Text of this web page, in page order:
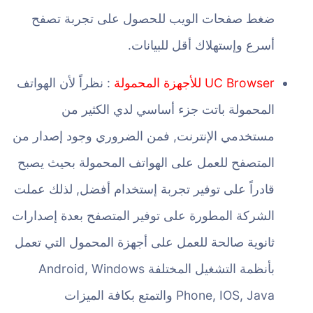
ضغط صفحات الويب للحصول على تجربة تصفح
أسرع وإستهلاك أقل للبيانات.
UC Browser للأجهزة المحمولة
: نظراً لأن الهواتف
المحمولة باتت جزء أساسي لدي الكثير من
مستخدمي الإنترنت, فمن الضروري وجود إصدار من
المتصفح للعمل على الهواتف المحمولة بحيث يصبح
قادراً على توفير تجربة إستخدام أفضل, لذلك عملت
الشركة المطورة على توفير المتصفح بعدة إصدارات
ثانوية صالحة للعمل على أجهزة المحمول التي تعمل
بأنظمة التشغيل المختلفة Android, Windows
Phone, IOS, Java والتمتع بكافة الميزات